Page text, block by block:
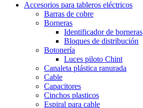
Accesorios para tableros eléctricos
Barras de cobre
Borneras
Identificador de borneras
Bloques de distribución
Botonería
Luces piloto Chint
Canaleta plástica ranurada
Cable
Capacitores
Cinchos plasticos
Espiral para cable